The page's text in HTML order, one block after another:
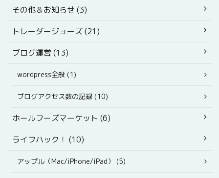
その他＆お知らせ (3)
トレーダージョーズ (21)
ブログ運営 (13)
wordpress全般 (1)
ブログアクセス数の記録 (10)
ホールフーズマーケット (6)
ライフハック！ (10)
アップル（Mac/iPhone/iPad） (5)